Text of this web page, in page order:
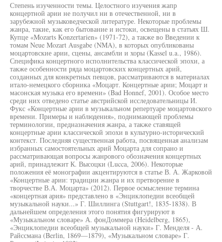
Степень изученности темы. Целостного изучения жапр
концертной арии не получил ни в отечественной, ни в
зарубежной музыковедческой литературе. Некоторые проблемы
жанра, такие, как его бытование и истоки, освещены в статьях Ш.
Купце «Mozarts Konzertarien» (1971-72), а также во Введении к
томам Neue Mozart Ausgabe (NMA), в которых опубликованы
моцартовские арии, сцены, ансамбли и хоры (Kassel u.a., 1986).
Специфика концертного исполнительства классической эпохи, а
также особенности ряда моцартовских концертных арий,
созданных для конкретных певцов, рассматриваются в материалах
итало-немецкого сборника «Моцарт. Концертные арии; Моцарт и
масонская музыка его времени» (Bad Honnef, 2001). Особое место
среди них отведено статье австрийской исследовательницы И.
Фукс «Концертные арии в музыкальном репертуаре моцартовского
времени. Примеры и наблюдения», поднимающей проблемы
терминологии, предназначения жанра, а также ставящей
концертные арии классической эпохи в культурно-исторический
контекст. Последняя существенная работа, посвященная анализам
избранных самостоятельных арий Моцарта для сопрано и
рассматривающая вопросы жанрового обозначения концертных
арий, принадлежит К. Высоцки (Lucca, 2006). Некоторые
положения её монографии акцентируются в статье В. А. Жарковой
«Концертные арии: традиции жанра и их претворение в
творчестве В.А. Моцарта» (2012). Первое осмысление термина
«концертная ария» представлено в «Энциклопедии всеобщей
музыкальной науки...» Г. Шиллинга (Stuttgart!, 1835-1838). В
дальнейшем определения этого понятия фигурируют в
«Музыкальном словаре» А. фонДоммера (Heidelberg, 1865),
«Энциклопедии всеобщей музыкальной науки» Г. Менделя - А.
Райссмана (Berlin, 1869—1879), «Музыкальном словаре» Г.